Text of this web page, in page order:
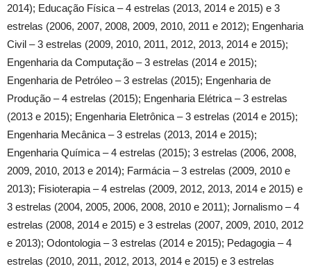
2014); Educação Física – 4 estrelas (2013, 2014 e 2015) e 3
estrelas (2006, 2007, 2008, 2009, 2010, 2011 e 2012); Engenharia
Civil – 3 estrelas (2009, 2010, 2011, 2012, 2013, 2014 e 2015);
Engenharia da Computação – 3 estrelas (2014 e 2015);
Engenharia de Petróleo – 3 estrelas (2015); Engenharia de
Produção – 4 estrelas (2015); Engenharia Elétrica – 3 estrelas
(2013 e 2015); Engenharia Eletrônica – 3 estrelas (2014 e 2015);
Engenharia Mecânica – 3 estrelas (2013, 2014 e 2015);
Engenharia Química – 4 estrelas (2015); 3 estrelas (2006, 2008,
2009, 2010, 2013 e 2014); Farmácia – 3 estrelas (2009, 2010 e
2013); Fisioterapia – 4 estrelas (2009, 2012, 2013, 2014 e 2015) e
3 estrelas (2004, 2005, 2006, 2008, 2010 e 2011); Jornalismo – 4
estrelas (2008, 2014 e 2015) e 3 estrelas (2007, 2009, 2010, 2012
e 2013); Odontologia – 3 estrelas (2014 e 2015); Pedagogia – 4
estrelas (2010, 2011, 2012, 2013, 2014 e 2015) e 3 estrelas